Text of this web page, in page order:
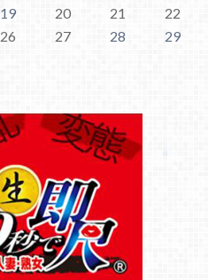
19 20 21
22
26 27 28
29